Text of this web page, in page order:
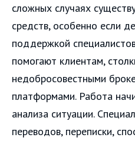
сложных случаях
средств, особенно если
поддержкой
помогают клиентам,
недобросовестными
платформами. Работа
анализа ситуации.
переводов, переписки,